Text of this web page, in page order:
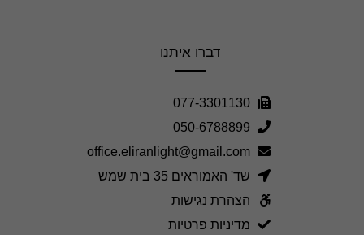
דברו איתנו
077-3301130
050-6788899
office.eliranlight@gmail.com
שד' האמוראים 35 בית שמש
הצהרת נגישות
מדיניות פרטיות